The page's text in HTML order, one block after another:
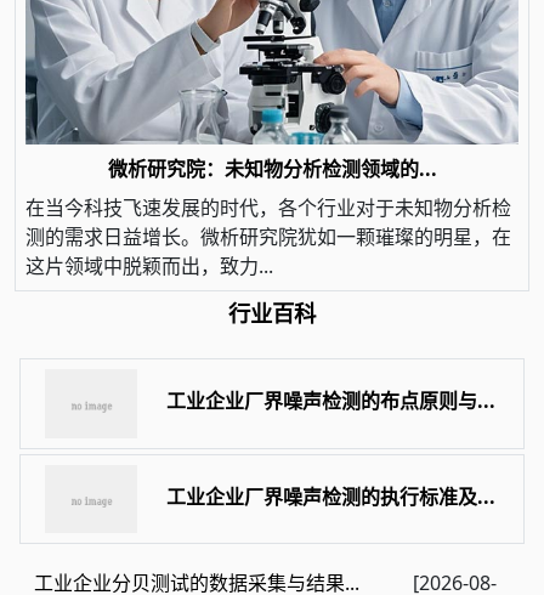
微析研究院：未知物分析检测领域的...
在当今科技飞速发展的时代，各个行业对于未知物分析检
测的需求日益增长。微析研究院犹如一颗璀璨的明星，在
这片领域中脱颖而出，致力...
行业百科
工业企业厂界噪声检测的布点原则与...
工业企业厂界噪声检测的执行标准及...
工业企业分贝测试的数据采集与结果...
[2026-08-